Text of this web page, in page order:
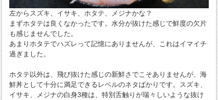
左からスズキ、イサキ、ホタテ、メジナかな？
まずホタテは良くなかったです。水分が抜けた感じで鮮度の欠片
も感じませんでした。
あまりホタテでハズレって記憶にありませんが、これはイマイチ
過ぎました。
ホタテ以外は、飛び抜けた感じの新鮮さでこそありませんが、海
鮮丼として十分に満足できるレベルのネタばかりです。スズキ、
イサキ、メジナの白身3種は、特別舌触りが瑞々しいような抜け